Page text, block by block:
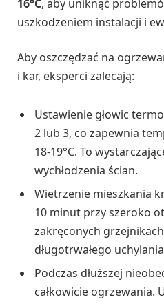
16°C, aby uniknąć
uszkodzeniem instalacji i
Aby oszczędzać na
i kar, eksperci zalecają:
Ustawienie głowic
2 lub 3, co zapewnia
18-19°C. To
wychłodzenia ścian.
Wietrzenie mieszkania
10 minut przy szeroko
zakręconych
długotrwałego
Podczas dłuższej
całkowicie ogrzewania.